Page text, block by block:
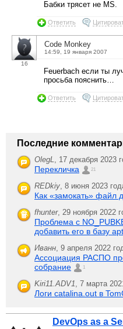
Бабки трясет не MS.
Ответить
16
Code Monkey
14:59, 19 января 2007
Feuerbach если ты
просьба пояснить…
Ответить
Последние
OlegL 17 декабря 2023
Перекличка 21
REDkiy 8 июня 2023
Как «замокать» файл
fhunter, 29 ноября 2022
Проблема с
добавить его в базу
Иванн 9 апреля 2022
Ассоциация РАСПО
собрание
1
Kiri11.ADV1 7 марта
Логи catalina.out в
DevOps as a